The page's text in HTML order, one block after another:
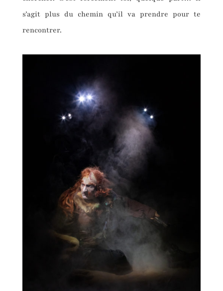
s’agit plus du chemin qu’il va prendre pour te
rencontrer.